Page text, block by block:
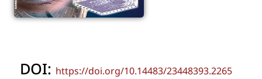
DOI: https://doi.org/10.14483/23448393.2265